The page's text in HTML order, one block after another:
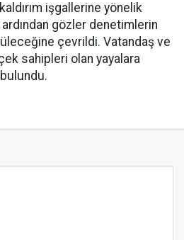
işgallerine yönelik
ardından gözler denetimlerin
çevrildi. Vatandaş ve
sahipleri olan yayalara
bulundu.